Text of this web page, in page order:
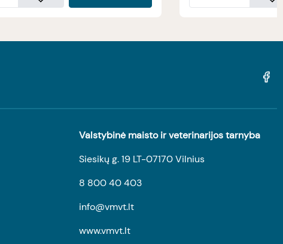
Valstybinė maisto ir veterinarijos tarnyba
Siesikų g. 19 LT-07170 Vilnius
8 800 40 403
info@vmvt.lt
www.vmvt.lt